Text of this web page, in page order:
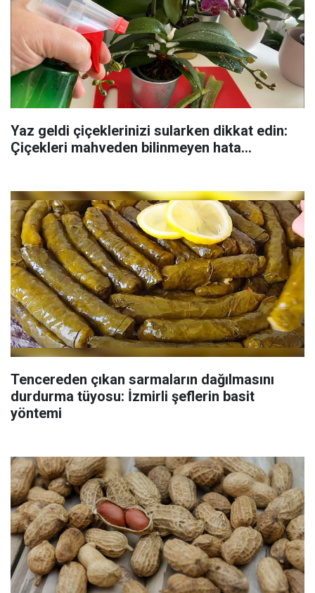
Yaz geldi çiçeklerinizi sularken dikkat edin:
Çiçekleri mahveden bilinmeyen hata...
Tencereden çıkan sarmaların dağılmasını
durdurma tüyosu: İzmirli şeflerin basit
yöntemi